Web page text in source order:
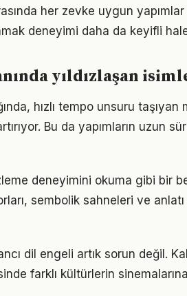
her zevke uygun
deneyimi daha da keyifli
yıldızlaşan
hızlı tempo unsuru
Bu da yapımların uzun
deneyimini okuma gibi bir
sembolik sahneleri ve anlatı
dil engeli artık sorun değil.
farklı kültürlerin